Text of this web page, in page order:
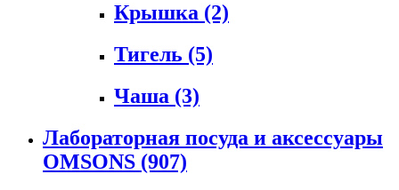
Крышка (2)
Тигель (5)
Чаша (3)
Лабораторная посуда и аксессуары
OMSONS (907)